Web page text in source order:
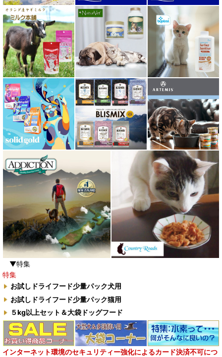
▼特集
特集
お試しドライフード少量パック犬用
お試しドライフード少量パック猫用
５kg以上セット＆大袋ドッグフード
インターネット環境のセキュリティー強化によるカード決済不可につ